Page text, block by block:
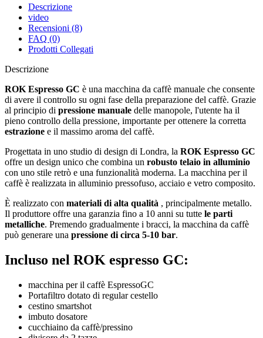
Descrizione
video
Recensioni (8)
FAQ (0)
Prodotti Collegati
Descrizione
ROK Espresso GC è una macchina da caffè manuale che consente
di avere il controllo su ogni fase della preparazione del caffè. Grazie
al principio di pressione manuale delle manopole, l'utente ha il
pieno controllo della pressione, importante per ottenere la corretta
estrazione e il massimo aroma del caffè.
Progettata in uno studio di design di Londra, la ROK Espresso GC
offre un design unico che combina un robusto telaio in alluminio
con uno stile retrò e una funzionalità moderna. La macchina per il
caffè è realizzata in alluminio pressofuso, acciaio e vetro composito.
È realizzato con materiali di alta qualità , principalmente metallo.
Il produttore offre una garanzia fino a 10 anni su tutte le parti
metalliche. Premendo gradualmente i bracci, la macchina da caffè
può generare una pressione di circa 5-10 bar.
Incluso nel ROK espresso GC:
macchina per il caffè EspressoGC
Portafiltro dotato di regular cestello
cestino smartshot
imbuto dosatore
cucchiaino da caffè/pressino